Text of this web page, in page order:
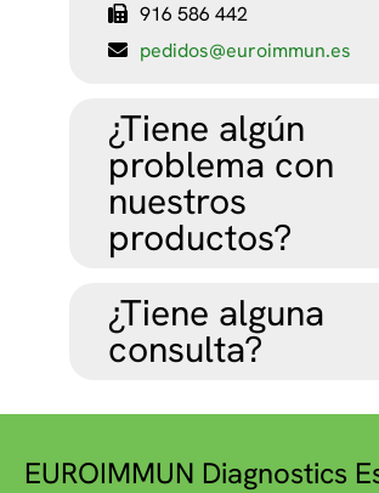
916 586 442
pedidos@euroimmun.es
¿Tiene algún
problema con
nuestros
productos?
¿Tiene alguna
consulta?
EUROIMMUN Diagnostics